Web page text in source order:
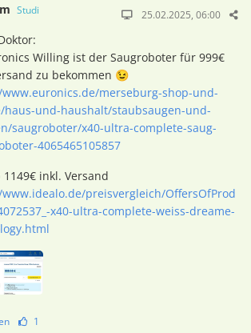
Studi 25.02.2025, 06:00
Willing ist der Saugroboter für 999€
zu bekommen 😉
merseburg-shop-und-
haus-und-haushalt/staubsaugen-und-
saugroboter/x40-ultra-complete-saug-
4065465105857
1149€ inkl. Versand
preisvergleich/OffersOfProd
x40-ultra-complete-weiss-dreame-
1